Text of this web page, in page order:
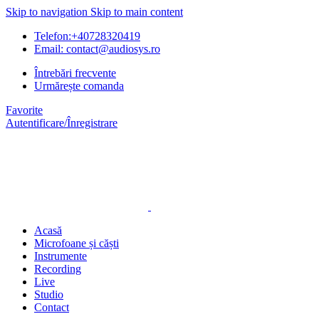
Skip to navigation Skip to main content
Telefon:+40728320419
Email: contact@audiosys.ro
Întrebări frecvente
Urmărește comanda
Favorite
Autentificare/Înregistrare
Acasă
Microfoane și căști
Instrumente
Recording
Live
Studio
Contact